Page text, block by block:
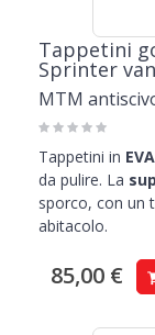
Tappetini
Sprinter
MTM
Tappetini in EVA
da pulire. La
sporco, con un
abitacolo.
85,00 €